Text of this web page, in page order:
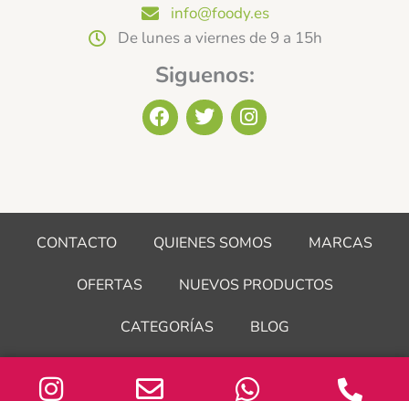
info@foody.es
De lunes a viernes de 9 a 15h
Siguenos:
F
a
o
k
T
w
e
I
n
g
a
CONTACTO QUIENES SOMOS MARCAS
OFERTAS NUEVOS PRODUCTOS
CATEGORÍAS BLOG